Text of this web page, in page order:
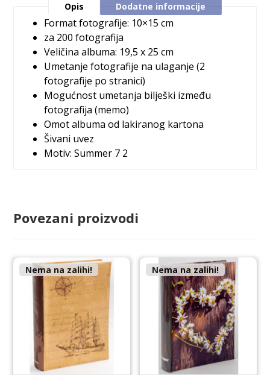
Opis Dodatne informacije
Format fotografije: 10×15 cm
za 200 fotografija
Veličina albuma: 19,5 x 25 cm
Umetanje fotografije na ulaganje (2
fotografije po stranici)
Mogućnost umetanja bilješki između
fotografija (memo)
Omot albuma od lakiranog kartona
Šivani uvez
Motiv: Summer 7 2
Povezani proizvodi
Nema na zalihi! Nema na zalihi!